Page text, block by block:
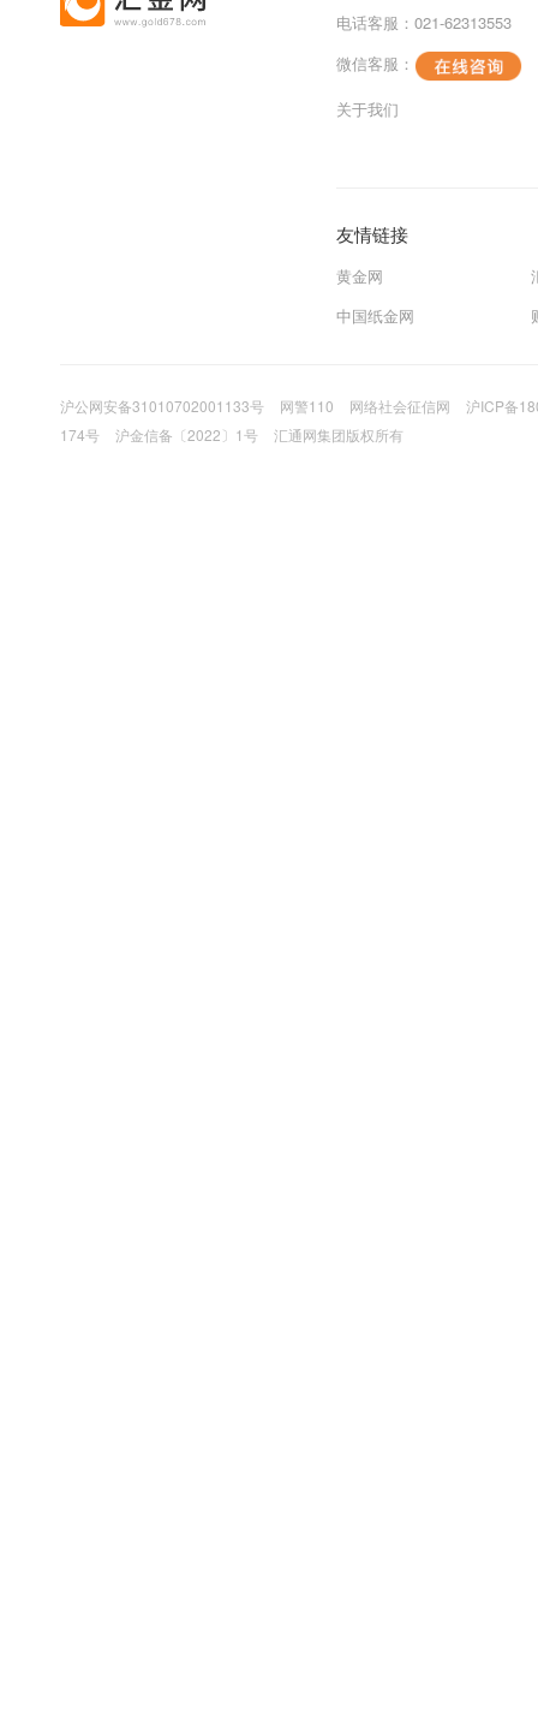
电话客服：021-62313553
微信客服：
关于我们
友情链接
黄金网
中国纸金网
沪公网安备31010702001133号 网警110 网络社会征信网
沪ICP备
174号
沪金信备〔2022〕1号 汇通网集团版权所有